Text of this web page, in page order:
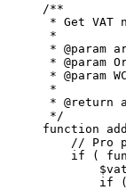
/**
* Get VAT
*
* @param
* @param
* @param
*
* @return
*/
function
// Pro
if (
if